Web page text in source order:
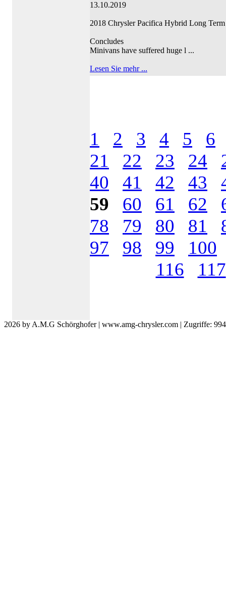
13.10.2019
2018 Chrysler Pacifica Hybrid Long
Concludes
Minivans have suffered huge l ...
Lesen Sie mehr ...
1 2 3 4 5
6
21
22 23 24
40
41 42 43
59
60 61 62
78
79 80 81
97
98 99
100
116
117
2026 by A.M.G Schörghofer | www.amg-chrysler.com | Zugriffe: